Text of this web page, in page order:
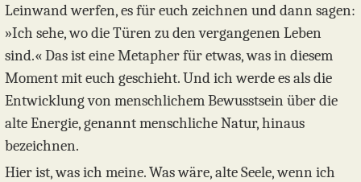
Leinwand werfen, es für euch zeichnen und dann sagen:
»Ich sehe, wo die Türen zu den vergangenen Leben
sind.« Das ist eine Metapher für etwas, was in diesem
Moment mit euch geschieht. Und ich werde es als die
Entwicklung von menschlichem Bewusstsein über die
alte Energie, genannt menschliche Natur, hinaus
bezeichnen.
Hier ist, was ich meine. Was wäre, alte Seele, wenn ich